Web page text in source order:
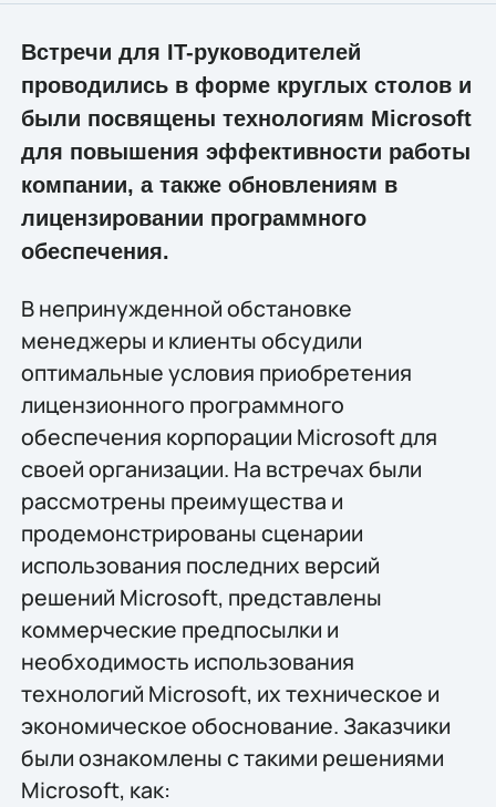
Встречи для IT-руководителей
проводились в форме круглых столов и
были посвящены технологиям Microsoft
для повышения эффективности работы
компании, а также обновлениям в
лицензировании программного
обеспечения.
В непринужденной обстановке
менеджеры и клиенты обсудили
оптимальные условия приобретения
лицензионного программного
обеспечения корпорации Microsoft для
своей организации. На встречах были
рассмотрены преимущества и
продемонстрированы сценарии
использования последних версий
решений Microsoft, представлены
коммерческие предпосылки и
необходимость использования
технологий Microsoft, их техническое и
экономическое обоснование. Заказчики
были ознакомлены с такими решениями
Microsoft, как: